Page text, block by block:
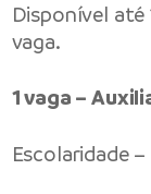
Disponível
vaga.
1 vaga –
Escolaridade